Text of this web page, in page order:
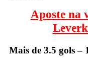
Aposte na
Mais de 3.5 gols –